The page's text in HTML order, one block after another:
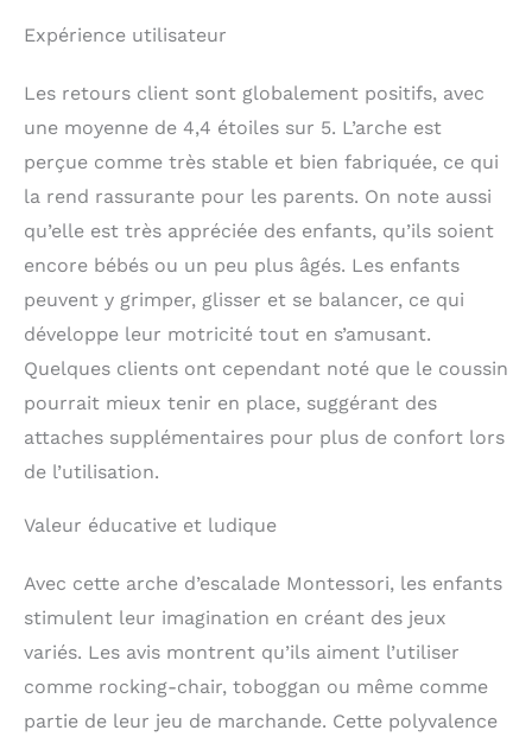
Expérience utilisateur
Les retours client sont globalement positifs, avec
une moyenne de 4,4 étoiles sur 5. L’arche est
perçue comme très stable et bien fabriquée, ce qui
la rend rassurante pour les parents. On note aussi
qu’elle est très appréciée des enfants, qu’ils soient
encore bébés ou un peu plus âgés. Les enfants
peuvent y grimper, glisser et se balancer, ce qui
développe leur motricité tout en s’amusant.
Quelques clients ont cependant noté que le coussin
pourrait mieux tenir en place, suggérant des
attaches supplémentaires pour plus de confort lors
de l’utilisation.
Valeur éducative et ludique
Avec cette arche d’escalade Montessori, les enfants
stimulent leur imagination en créant des jeux
variés. Les avis montrent qu’ils aiment l’utiliser
comme rocking-chair, toboggan ou même comme
partie de leur jeu de marchande. Cette polyvalence